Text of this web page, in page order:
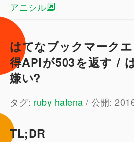
アニシル
はてなブックマーク
得APIが503を返す /
嫌い?
タグ: ruby hatena / 公開:
TL;DR